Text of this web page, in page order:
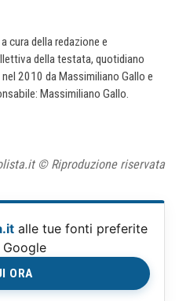
cura della redazione e
della testata, quotidiano
2010 da Massimiliano Gallo e
Massimiliano Gallo.
© Riproduzione riservata
alle tue fonti preferite
Google
ORA